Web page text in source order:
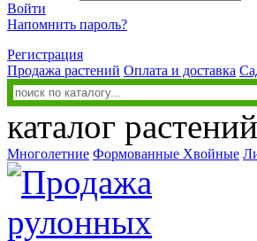
Войти
Напомнить пароль?
Регистрация
Продажа растений Оплата и доставка
каталог растений
Многолетние Формованные Хвойные